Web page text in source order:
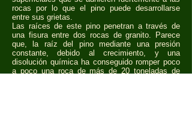
rocas por lo que el pino puede desarrollarse
entre sus grietas.
Las raíces de este pino penetran a través de
una fisura entre dos rocas de granito. Parece
que, la raíz del pino mediante una presión
constante, debido al crecimiento, y una
disolución química ha conseguido romper poco
a poco una roca de más de 20 toneladas de